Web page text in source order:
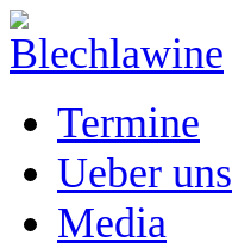
Termine
Ueber uns
Media